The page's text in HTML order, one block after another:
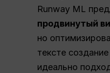
Runway ML
продвинутый
но
тексте
идеально